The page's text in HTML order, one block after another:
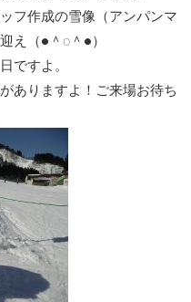
フ作成の雪像（アンパンマ
え（●＾o＾●）
ですよ。
ありますよ！ご来場お待ち